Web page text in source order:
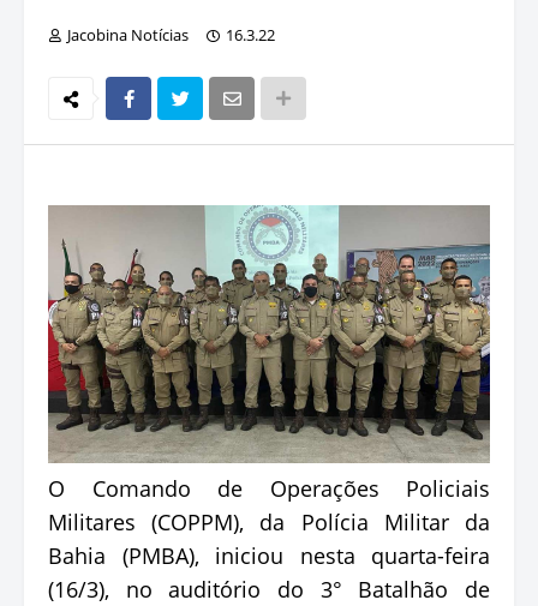
Jacobina Notícias 16.3.22
O Comando de Operações Policiais
Militares (COPPM), da Polícia Militar da
Bahia (PMBA), iniciou nesta quarta-feira
(16/3), no auditório do 3° Batalhão de